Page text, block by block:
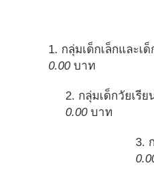
1. กลุ่มเด็กเล็กและเ
0.00บาท
2. กลุ่มเด็กวัยเรี
0.00บาท
3.